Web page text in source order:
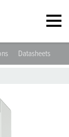
Datasheets &